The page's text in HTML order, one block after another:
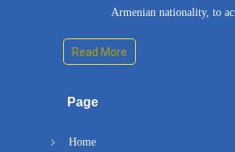
Armenian nationality, to
Read More
Page
Home